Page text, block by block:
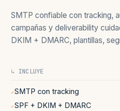
SMTP confiable con tracking,
campañas y deliverability
DKIM + DMARC, plantillas,
↳ INCLUYE
✓SMTP con tracking
✓SPF + DKIM + DMARC